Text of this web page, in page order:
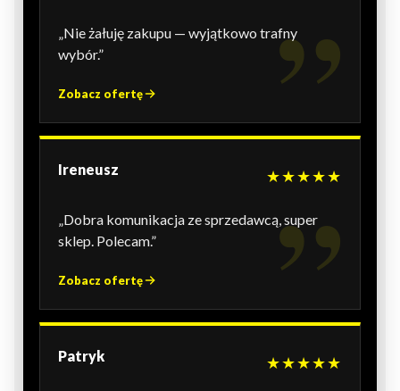
„Nie żałuję zakupu — wyjątkowo trafny
wybór.”
Zobacz ofertę
Ireneusz ★★★★★
„Dobra komunikacja ze sprzedawcą, super
sklep. Polecam.”
Zobacz ofertę
Patryk ★★★★★